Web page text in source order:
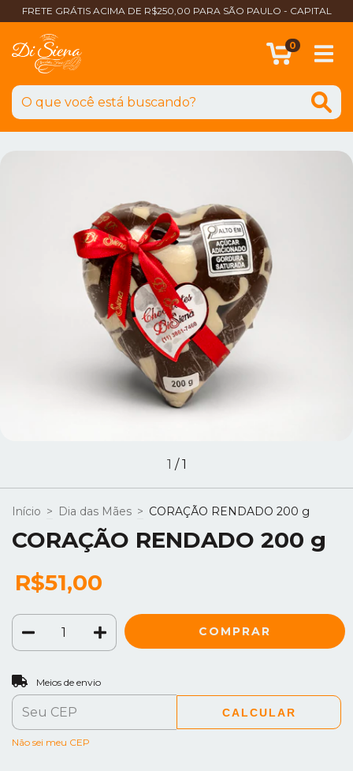
FRETE GRÁTIS ACIMA DE R$250,00 PARA SÃO PAULO - CAPITAL
0
1 /1
Início > Dia das Mães > CORAÇÃO RENDADO 200 g
CORAÇÃO RENDADO 200 g
R$51,00
Entregas para o CEP:
Meios de envio
CALCULAR
Não sei meu CEP